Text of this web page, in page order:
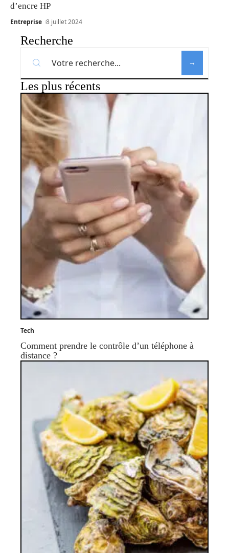
d’encre HP
Entreprise 8 juillet 2024
Recherche
Les plus récents
Tech
Comment prendre le contrôle d’un téléphone à
distance ?